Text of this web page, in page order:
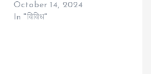
October 14, 2024
In "विविध"